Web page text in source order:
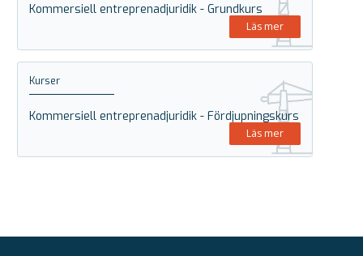
Kommersiell entreprenadjuridik - Grundkurs
Läs mer
Kurser
Kommersiell entreprenadjuridik - Fördjupningskurs
Läs mer